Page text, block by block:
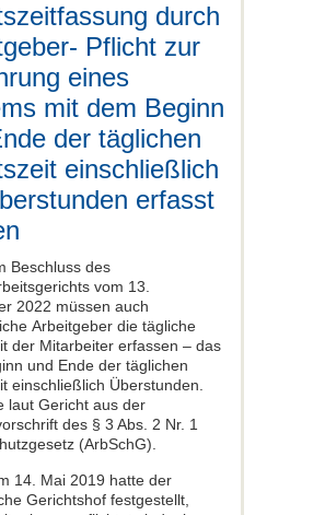
durch
Pflicht zur
eines
mit dem Beginn
der täglichen
einschließlich
erfasst
Beschluss des
vom 13.
2022 müssen auch
Arbeitgeber die tägliche
der Mitarbeiter erfassen – das
und Ende der täglichen
einschließlich Überstunden.
laut Gericht aus der
des § 3 Abs. 2 Nr. 1
(ArbSchG).
14. Mai 2019 hatte der
Gerichtshof festgestellt,